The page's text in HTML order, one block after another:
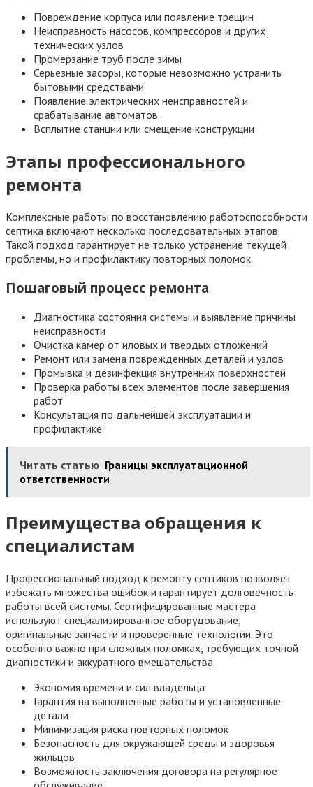
Повреждение корпуса или появление трещин
Неисправность насосов, компрессоров и других
технических узлов
Промерзание труб после зимы
Серьезные засоры, которые невозможно устранить
бытовыми средствами
Появление электрических неисправностей и
срабатывание автоматов
Всплытие станции или смещение конструкции
Этапы профессионального
ремонта
Комплексные работы по восстановлению работоспособности
септика включают несколько последовательных этапов.
Такой подход гарантирует не только устранение текущей
проблемы, но и профилактику повторных поломок.
Пошаговый процесс ремонта
Диагностика состояния системы и выявление причины
неисправности
Очистка камер от иловых и твердых отложений
Ремонт или замена поврежденных деталей и узлов
Промывка и дезинфекция внутренних поверхностей
Проверка работы всех элементов после завершения
работ
Консультация по дальнейшей эксплуатации и
профилактике
Читать статью Границы эксплуатационной
ответственности
Преимущества обращения к
специалистам
Профессиональный подход к ремонту септиков позволяет
избежать множества ошибок и гарантирует долговечность
работы всей системы. Сертифицированные мастера
используют специализированное оборудование,
оригинальные запчасти и проверенные технологии. Это
особенно важно при сложных поломках, требующих точной
диагностики и аккуратного вмешательства.
Экономия времени и сил владельца
Гарантия на выполненные работы и установленные
детали
Минимизация риска повторных поломок
Безопасность для окружающей среды и здоровья
жильцов
Возможность заключения договора на регулярное